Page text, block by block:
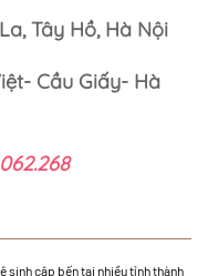
Tây Hồ, Hà Nội
Cầu Giấy- Hà
sinh cập bến tại nhiều tỉnh thành